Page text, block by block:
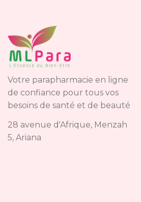
Votre parapharmacie en ligne
de confiance pour tous vos
besoins de santé et de beauté
28 avenue d'Afrique, Menzah
5, Ariana